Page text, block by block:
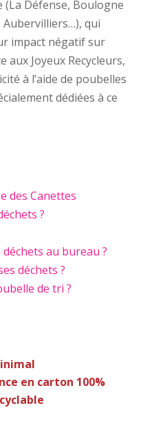
(La Défense, Boulogne
qui
impact négatif sur
aux Joyeux Recycleurs,
à l’aide de poubelles
dédiées à ce
en carton 100%